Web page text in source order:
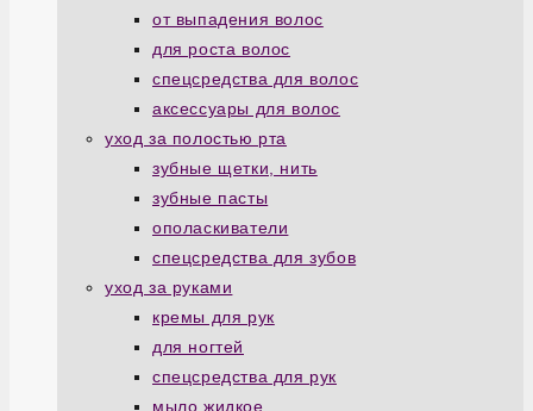
от выпадения волос
для роста волос
спецсредства для волос
аксессуары для волос
уход за полостью рта
зубные щетки, нить
зубные пасты
ополаскиватели
спецсредства для зубов
уход за руками
кремы для рук
для ногтей
спецсредства для рук
мыло жидкое